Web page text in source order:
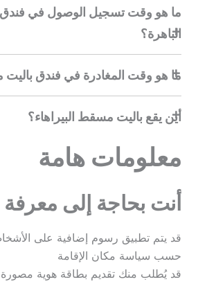
ما هو وقت تسجيل الوصول في
الباهرة؟
ما هو وقت المغادرة في فندق
أين يقع باليت مسقط البيراهاء؟
معلومات هامة
أنت بحاجة إلى معرفة
قد يتم تطبيق رسوم إضافية على
حسب سياسة مكان الإقامة
قد يُطلب منك تقديم بطاقة هوية